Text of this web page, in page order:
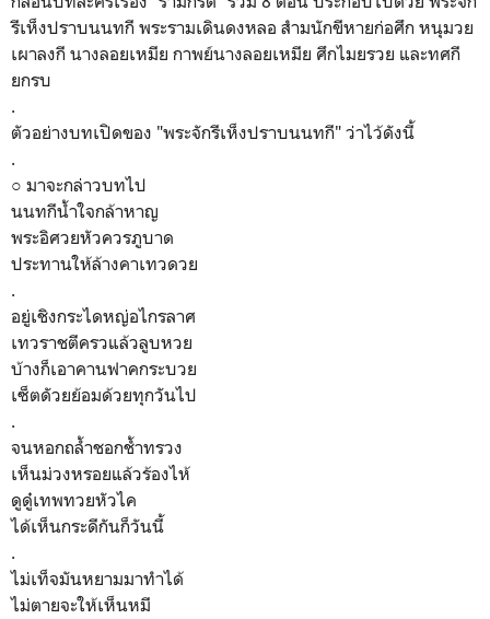
รีเห็งปราบนนทกี พระรามเดินดงหลอ สำมนักขีหายก่อศึก หนุมวย
เผาลงกี นางลอยเหมีย กาพย์นางลอยเหมีย ศึกไมยรวย และทศกี
ยกรบ
.
ตัวอย่างบทเปิดของ "พระจักรีเห็งปราบนนทกี" ว่าไว้ดังนี้
.
○ มาจะกล่าวบทไป
นนทกีน้ำใจกล้าหาญ
พระอิศวยหัวควรภูบาด
ประทานให้ล้างคาเทวดวย
.
อยู่เชิงกระไดหญ่อไกรลาศ
เทวราชตีครวแล้วลูบหวย
บ้างก็เอาคานฟาคกระบวย
เซ็ตดัวยย้อมด้วยทุกวันไป
.
จนหอกถล้ำชอกช้ำทรวง
เห็นม่วงหรอยแล้วร้องไห้
ดูดู๋เทพทวยหัวไค
ได้เห็นกระดีกันก็วันนี้
.
ไม่เท็จมันหยามมาทําได้
ไม่ตายจะให้เห็นหมี